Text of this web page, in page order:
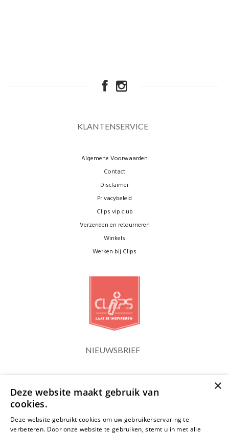
KLANTENSERVICE
Algemene Voorwaarden
Contact
Disclaimer
Privacybeleid
Clips vip club
Verzenden en retourneren
Winkels
Werken bij Clips
NIEUWSBRIEF
×
Deze website maakt gebruik van
cookies.
Deze website gebruikt cookies om uw gebruikerservaring te
verbeteren. Door onze website te gebruiken, stemt u in met alle